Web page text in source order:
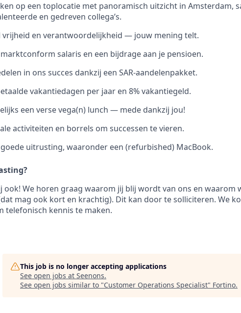
op een toplocatie met panoramisch uitzicht in Amsterdam,
en gedreven collega’s.
vrijheid en verantwoordelijkheid — jouw mening telt.
marktconform salaris en een bijdrage aan je pensioen.
in ons succes dankzij een SAR-aandelenpakket.
vakantiedagen per jaar en 8% vakantiegeld.
een verse vega(n) lunch — mede dankzij jou!
activiteiten en borrels om successen te vieren.
goede uitrusting, waaronder een (refurbished) MacBook.
ook! We horen graag waarom jij blij wordt van ons en waarom
mag ook kort en krachtig). Dit kan door te solliciteren. We
telefonisch kennis te maken.
This job is no longer accepting applications
See open jobs at Seenons.
See open jobs similar to "Customer Operations Specialist" Fortino.